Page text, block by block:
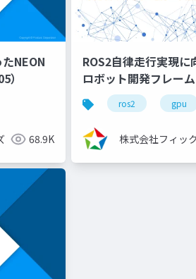
初心者 kaggleス
NEON
）
68.9K
ROS2自律走行実現
ロボット開発フレー
ルドシステム徹底理解
（2022/11/30）
ros2 gpu
株式会社フィッ